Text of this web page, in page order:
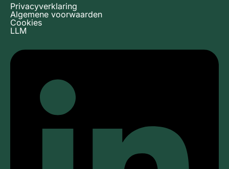
Privacyverklaring
Algemene voorwaarden
Cookies
LLM